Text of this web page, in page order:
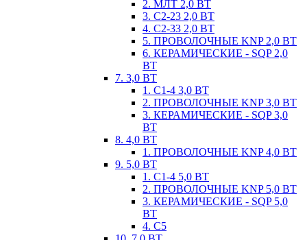
2. МЛТ 2,0 ВТ
3. С2-23 2,0 ВТ
4. С2-33 2,0 ВТ
5. ПРОВОЛОЧНЫЕ KNP 2,0 ВТ
6. КЕРАМИЧЕСКИЕ - SQP 2,0
ВТ
7. 3,0 ВТ
1. С1-4 3,0 ВТ
2. ПРОВОЛОЧНЫЕ KNP 3,0 ВТ
3. КЕРАМИЧЕСКИЕ - SQP 3,0
ВТ
8. 4,0 ВТ
1. ПРОВОЛОЧНЫЕ KNP 4,0 ВТ
9. 5,0 ВТ
1. С1-4 5,0 ВТ
2. ПРОВОЛОЧНЫЕ KNP 5,0 ВТ
3. КЕРАМИЧЕСКИЕ - SQP 5,0
ВТ
4. С5